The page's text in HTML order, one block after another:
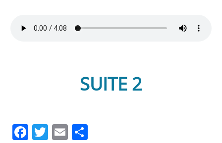
SUITE 2
Facebook
Twitter
Email